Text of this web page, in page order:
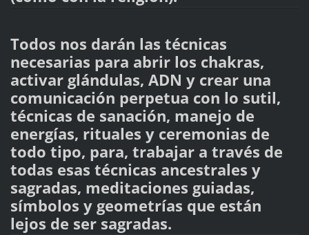
Todos nos darán las técnicas
necesarias para abrir los chakras,
activar glándulas, ADN y crear una
comunicación perpetua con lo sutil,
técnicas de sanación, manejo de
energías, rituales y ceremonias de
todo tipo, para, trabajar a través de
todas esas técnicas ancestrales y
sagradas, meditaciones guiadas,
símbolos y geometrías que están
lejos de ser sagradas.